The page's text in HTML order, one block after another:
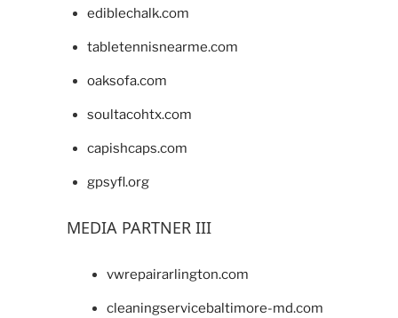
ediblechalk.com
tabletennisnearme.com
oaksofa.com
soultacohtx.com
capishcaps.com
gpsyfl.org
MEDIA PARTNER III
vwrepairarlington.com
cleaningservicebaltimore-md.com